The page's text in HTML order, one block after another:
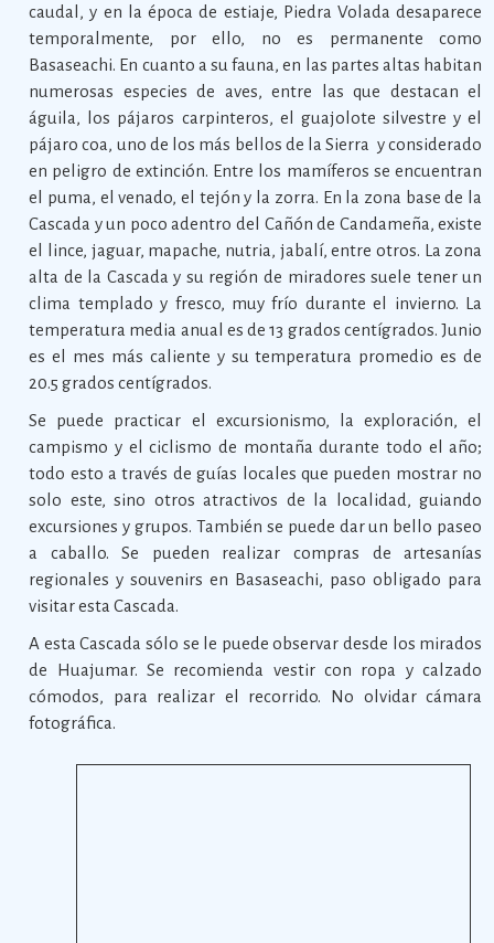
caudal, y en la época de estiaje, Piedra Volada desaparece
temporalmente, por ello, no es permanente como
Basaseachi. En cuanto a su fauna, en las partes altas habitan
numerosas especies de aves, entre las que destacan el
águila, los pájaros carpinteros, el guajolote silvestre y el
pájaro coa, uno de los más bellos de la Sierra y considerado
en peligro de extinción. Entre los mamíferos se encuentran
el puma, el venado, el tejón y la zorra. En la zona base de la
Cascada y un poco adentro del Cañón de Candameña, existe
el lince, jaguar, mapache, nutria, jabalí, entre otros. La zona
alta de la Cascada y su región de miradores suele tener un
clima templado y fresco, muy frío durante el invierno. La
temperatura media anual es de 13 grados centígrados. Junio
es el mes más caliente y su temperatura promedio es de
20.5 grados centígrados.
Se puede practicar el excursionismo, la exploración, el
campismo y el ciclismo de montaña durante todo el año;
todo esto a través de guías locales que pueden mostrar no
solo este, sino otros atractivos de la localidad, guiando
excursiones y grupos. También se puede dar un bello paseo
a caballo. Se pueden realizar compras de artesanías
regionales y souvenirs en Basaseachi, paso obligado para
visitar esta Cascada.
A esta Cascada sólo se le puede observar desde los mirados
de Huajumar. Se recomienda vestir con ropa y calzado
cómodos, para realizar el recorrido. No olvidar cámara
fotográfica.